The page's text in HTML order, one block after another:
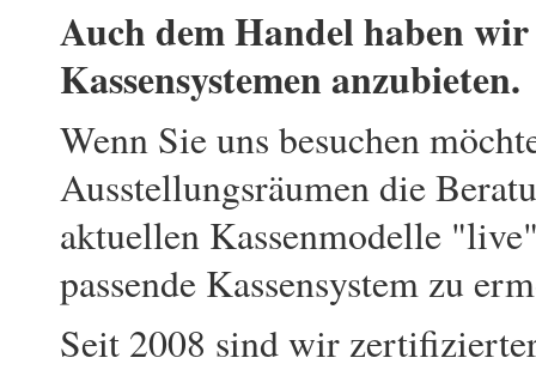
Auch dem Handel haben
Kassensystemen anzubieten.
Wenn Sie uns besuchen
Ausstellungsräumen die
aktuellen Kassenmodelle
passende Kassensystem zu
Seit 2008 sind wir